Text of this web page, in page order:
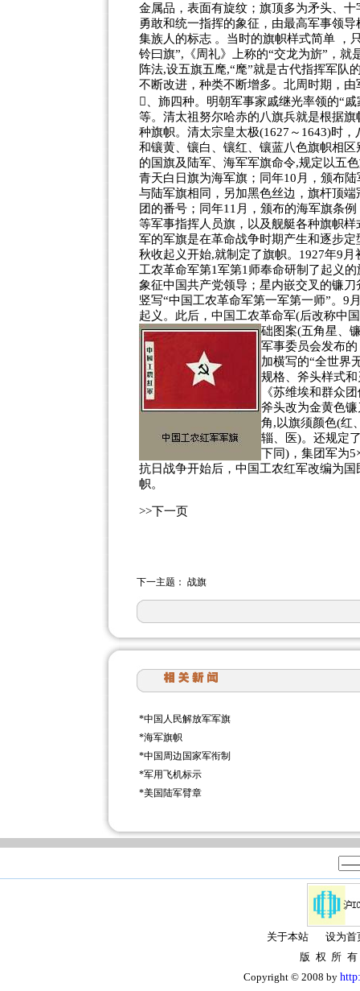
金属品，表面有旋纹；旗顶多为矛头、
勇敢和统一指挥的象征，由最高军事领
集族人的标志 。当时的旗帜样式简单 ，
铃曰旗”,《周礼》上称的“交龙为旂”，
阵法,设五旗五麾,“麾”就是古代指挥军队
不断改进，种类不断增多。北周时期，
、斾四种。明朝军事家戚继光率领的“
等。清太祖努尔哈赤的八旗兵就是根据
种旗帜。 清太宗皇太极(1627～1643)时
和镶黄、镶白、镶红、镶蓝八色旗帜相
的国旗及陆军、海军军旗命令,规定以五
青天白日旗为海军旗；同年10月，颁布
与陆军旗相同，另加黑色丝边，旗杆顶
团的番号；同年11月，颁布的海军旗条
等军事指挥人员旗，以及舰艇各种旗帜
军的军旗是在革命战争时期产生和逐步
秋收起义开始,就制定了旗帜。1927年9
工农革命军第1军第1师奉命研制了起义
象征中国共产党领导；星内嵌交叉的镰
竖写“中国工农革命军第一军第一师”。9
起义。此后，中国工农革命军(后改称中
础图案(五角星、
军事委员会发布
加横写的“全世界
规格、斧头样式
《苏维埃和群众
斧头改为金黄色
角,以旗须颜色(红
辎、医)。还规定
下同)，集团军为
抗日战争开始后，中国工农红军改编为
帜。
>>下一页
下一主题： 战旗
*中国人民解放军军旗
*海军旗帜
*中国周边国家军衔制
*军用飞机标示
*美国陆军臂章